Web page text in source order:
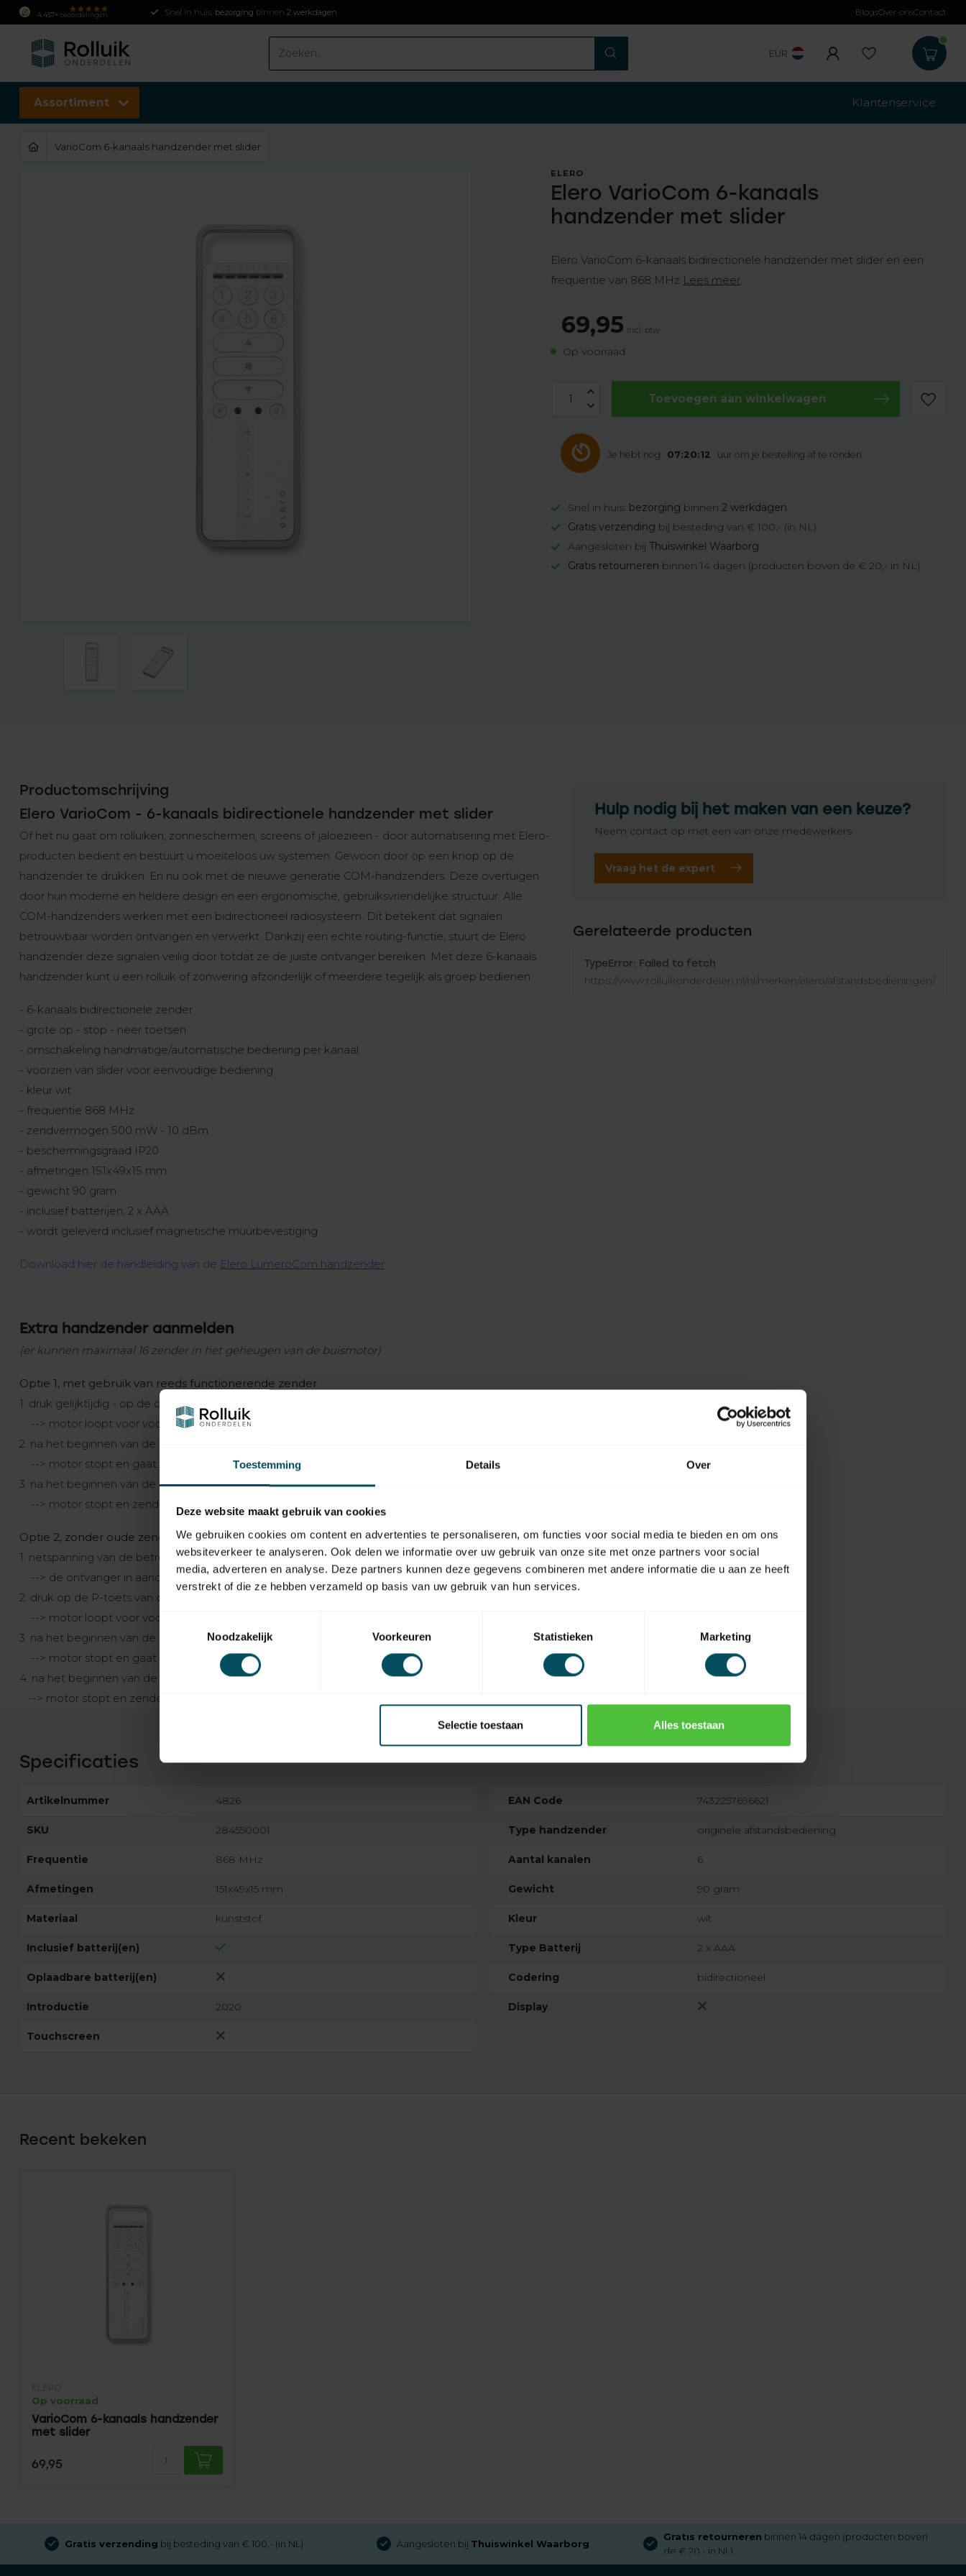
Toestemming Details Over
Deze website maakt gebruik van cookies
We gebruiken cookies om content en advertenties te personaliseren, om functies voor social media te bieden en om ons
websiteverkeer te analyseren. Ook delen we informatie over uw gebruik van onze site met onze partners voor social
media, adverteren en analyse. Deze partners kunnen deze gegevens combineren met andere informatie die u aan ze heeft
verstrekt of die ze hebben verzameld op basis van uw gebruik van hun services.
Toestemmingsselectie
Noodzakelijk
Voorkeuren Statistieken Marketing
Selectie toestaan Alles toestaan
4.457+ beoordelingen Snel in huis: bezorging binnen 2 werkdagen Gratis verzending
BlogsOver onsContact
EUR
Assortiment Klantenservice
VarioCom 6-kanaals handzender met slider
ELERO
Elero VarioCom 6-kanaals
handzender met slider
Elero VarioCom 6-kanaals bidirectionele handzender met slider en een
frequentie van 868 MHz Lees meer.
69,95 Incl. btw
Op voorraad
Toevoegen aan winkelwagen
Je hebt nog 07:20:11 uur om je bestelling af te ronden.
Snel in huis: bezorging binnen2 werkdagen
Gratis verzending bij besteding van € 100,- (in NL)
Aangesloten bijThuiswinkel Waarborg
Gratis retourneren binnen 14 dagen (producten boven de € 20,- in NL)
Productomschrijving
Elero VarioCom - 6-kanaals bidirectionele handzender met slider
Of het nu gaat om rolluiken, zonneschermen, screens of jaloezieën - door automatisering met Elero-
producten bedient en bestuurt u moeiteloos uw systemen. Gewoon door op een knop op de
handzender te drukken. En nu ook met de nieuwe generatie COM-handzenders. Deze overtuigen
door hun moderne en heldere design en een ergonomische, gebruiksvriendelijke structuur. Alle
COM-handzenders werken met een bidirectioneel radiosysteem. Dit betekent dat signalen
betrouwbaar worden ontvangen en verwerkt. Dankzij een echte routing-functie, stuurt de Elero
handzender deze signalen veilig door totdat ze de juiste ontvanger bereiken. Met deze 6-kanaals
handzender kunt u een rolluik of zonwering afzonderlijk of meerdere tegelijk als groep bedienen.
- 6-kanaals bidirectionele zender
- grote op - stop - neer toetsen
- omschakeling handmatige/automatische bediening per kanaal
- voorzien van slider voor eenvoudige bediening
- kleur wit
- frequentie 868 MHz
- zendvermogen 500 mW - 10 dBm
- beschermingsgraad IP20
- afmetingen 151x49x15 mm
- gewicht 90 gram
- inclusief batterijen, 2 x AAA
- wordt geleverd inclusief magnetische muurbevestiging
Download hier de handleiding van de Elero LumeroCom handzender
Extra handzender aanmelden
(er kunnen maximaal 16 zender in het geheugen van de buismotor)
Optie 1, met gebruik van reeds functionerende zender
1. druk gelijktijdig - op de oude zender - voor min. 3 seconden op de OP-, NEER- en P-toets
--> motor loopt voor voor 2 minuten op en neer
2. na het beginnen van de op-beweging op OP-toets drukken
--> motor stopt en gaat weer verder omhoog
3. na het beginnen van de neer-beweging op NEER-toets drukken
--> motor stopt en zender is aangemeld
Optie 2, zonder oude zender nieuwe zender aanmelden.
1. netspanning van de betreffende buismotor uit- en weer inschakelen
--> de ontvanger in aandrijving staat 5 minuten open
2. druk op de P-toets van de zender
--> motor loopt voor voor 2 minuten op en neer
3. na het beginnen van de op-beweging op OP-toets drukken
--> motor stopt en gaat weer verder omhoog
4. na het beginnen van de neer-beweging op NEER-toets drukken
--> motor stopt en zender is aangemeld
Hulp nodig bij het maken van een keuze?
Neem contact op met een van onze medewerkers
Vraag het de expert
Gerelateerde producten
TypeError: Failed to fetch
https://www.rolluikonderdelen.nl/nl/merken/elero/afstandsbedieningen/
Specificaties
Artikelnummer 4826 EAN Code 7432257696621
SKU 284550001 Type handzender originele afstandsbediening
Frequentie 868 MHz Aantal kanalen 6
Afmetingen 151x49x15 mm Gewicht 90 gram
Materiaal kunststof Kleur wit
Inclusief batterij(en) Type Batterij 2 x AAA
Oplaadbare batterij(en) Codering bidirectioneel
Introductie 2020 Display
Touchscreen
Recent bekeken
ELERO
Op voorraad
VarioCom 6-kanaals handzender
met slider
69,95
Snel in huis:bezorgingbinnen2 werkdagen Gratis verzendingbij besteding van € 100,- (in NL) Aangesloten bij Thuiswinkel Waarborg